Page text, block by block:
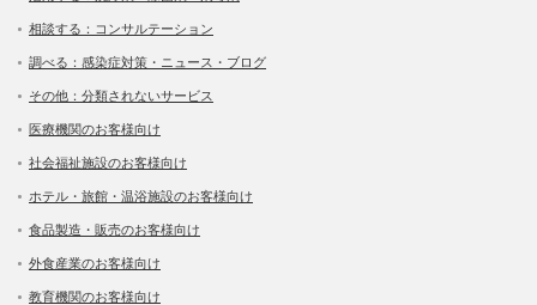
相談する：コンサルテーション
調べる：感染症対策・ニュース・ブログ
その他：分類されないサービス
医療機関のお客様向け
社会福祉施設のお客様向け
ホテル・旅館・温浴施設のお客様向け
食品製造・販売のお客様向け
外食産業のお客様向け
教育機関のお客様向け